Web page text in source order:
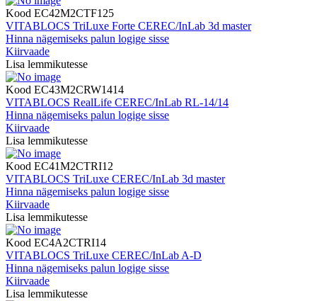
Kood EC42M2CTF125
VITABLOCS TriLuxe Forte CEREC/InLab 3d master
Hinna nägemiseks palun logige sisse
Kiirvaade
Lisa lemmikutesse
Kood EC43M2CRW1414
VITABLOCS RealLife CEREC/InLab RL-14/14
Hinna nägemiseks palun logige sisse
Kiirvaade
Lisa lemmikutesse
Kood EC41M2CTRI12
VITABLOCS TriLuxe CEREC/InLab 3d master
Hinna nägemiseks palun logige sisse
Kiirvaade
Lisa lemmikutesse
Kood EC4A2CTRI14
VITABLOCS TriLuxe CEREC/InLab A-D
Hinna nägemiseks palun logige sisse
Kiirvaade
Lisa lemmikutesse